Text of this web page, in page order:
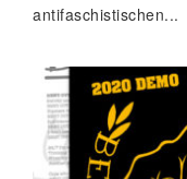
antifaschistischen...